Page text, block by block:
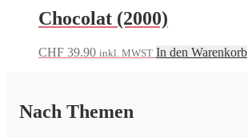
Chocolat (2000)
CHF 39.90 inkl. MWST In den Warenkorb
Nach Themen